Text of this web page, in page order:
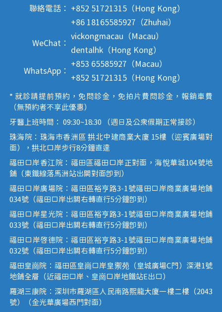
聯絡電話：
+852 51721315（Hong Kong）
+86 18165585927（Zhuhai）
WeChat：
vickongmacau（Macau）
dentalhk（Hong Kong）
WhatsApp：
+853 65585927（Macau）
+852 51721315（Hong Kong）
* 就診請提前預約，免問診金，免拍片費問診金，報銷車費
（無預約者不享此優惠）
牙醫上班時間： 09:30~18:30 （週日及公眾假期正常接診）
珠海院：珠海市香洲區 拱北中建商業大廈 15樓（迎賓廣場對
面），拱北口岸步行8分鐘直達
福田口岸香江院：福田區福田口岸正對面，海悅華城104號地
鋪（東鐵線落馬洲站出關對面即到）
福田口岸廣場院：福田區裕亨路3-1號福田口岸商業廣場地鋪
034號（福田口岸出關右轉直行5分鐘即到）
福田口岸星光院：福田區裕亨路3-1號福田口岸商業廣場地鋪
033號（福田口岸出關右轉直行5分鐘即到）
福田口岸啟德院：福田區裕亨路3-1號福田口岸商業廣場地鋪
032號（福田口岸出關右轉直行5分鐘即到）
福田皇崗院：福田區皇崗口岸皇禦苑（皇城廣場C門）深港1號
地鋪全層（近福田口岸、皇崗口岸地鐵站E出口）
羅湖三康院：深圳市羅湖區人民南路熙龍大廈一樓二樓（2043
號）（金光華廣場西門對面）